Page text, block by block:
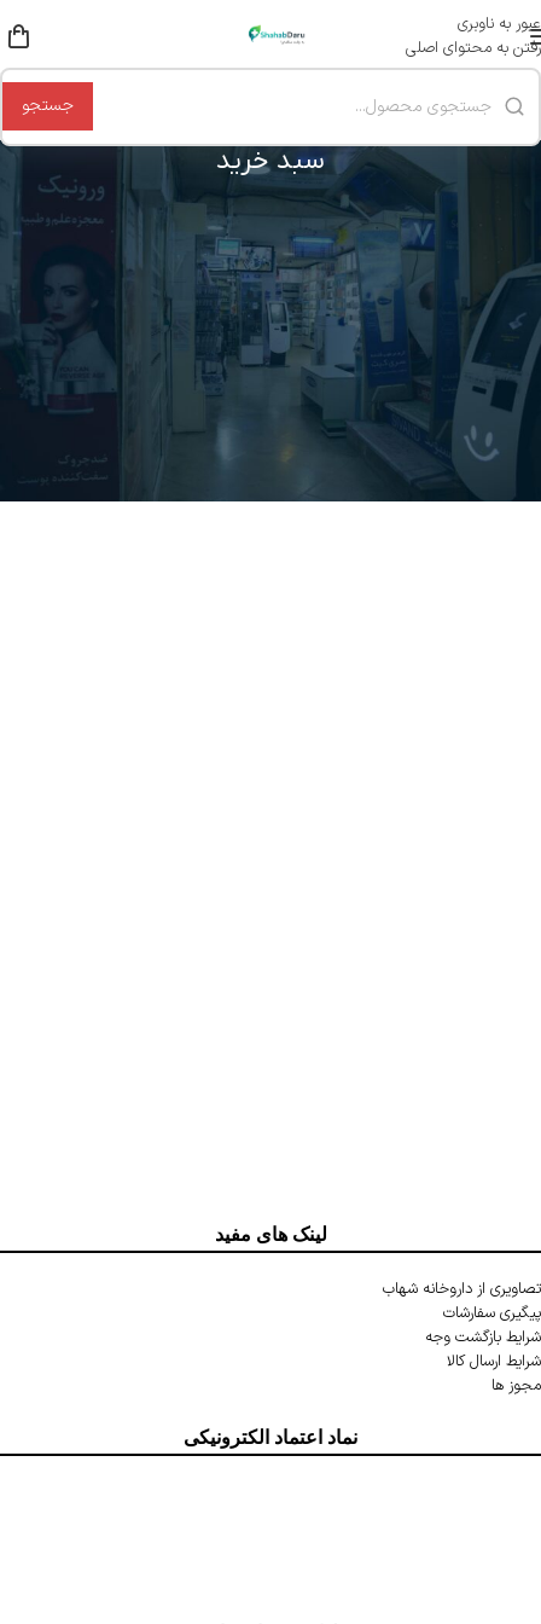
عبور به ناوبری
رفتن به محتوای اصلی
جستجو
سبد خرید
سبد خرید شما در حال حاضر خالی است.
Before proceed to checkout you must add some products to your
shopping cart.
You will find a lot of interesting products on our "Shop" page.
بازگشت به فروشگاه
لینک های مفید
تصاویری از داروخانه شهاب
پیگیری سفارشات
شرایط بازگشت وجه
شرایط ارسال کالا
مجوز ها
نماد اعتماد الکترونیکی